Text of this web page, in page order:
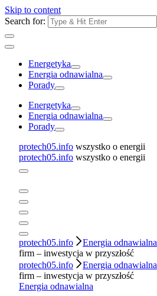
Skip to content
Search for:
Energetyka
Energia odnawialna
Porady
Energetyka
Energia odnawialna
Porady
protech05.info wszystko o energii
protech05.info wszystko o energii
protech05.info Energia odnawialna
firm – inwestycja w przyszłość
protech05.info
Energia odnawialna
firm – inwestycja w przyszłość
Energia odnawialna